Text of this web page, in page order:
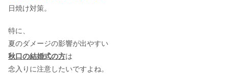
結婚式に向けてニキビは皮膚科で治療
日焼け対策。
特に、
夏のダメージの影響が出やすい
秋口の結婚式の方は
念入りに注意したいですよね。